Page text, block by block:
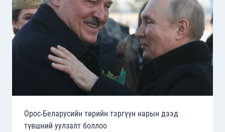
МЭДЭГДЭЛ
ГАРГАЛАА
Орос-Беларусийн төрийн тэргүүн нарын дээд
түвшний уулзалт боллоо